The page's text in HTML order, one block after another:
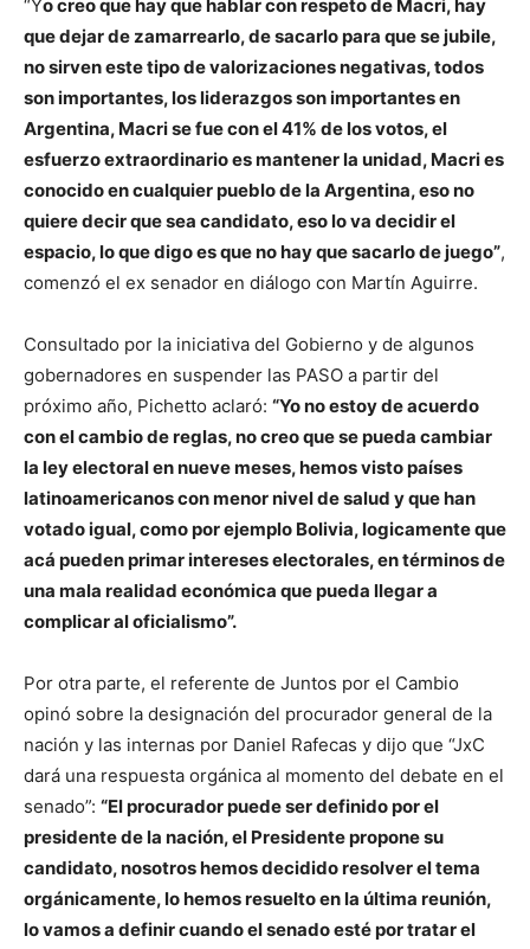
“Yo creo que hay que hablar con respeto de Macri, hay
que dejar de zamarrearlo, de sacarlo para que se jubile,
no sirven este tipo de valorizaciones negativas, todos
son importantes, los liderazgos son importantes en
Argentina, Macri se fue con el 41% de los votos, el
esfuerzo extraordinario es mantener la unidad, Macri es
conocido en cualquier pueblo de la Argentina, eso no
quiere decir que sea candidato, eso lo va decidir el
espacio, lo que digo es que no hay que sacarlo de juego”,
comenzó el ex senador en diálogo con Martín Aguirre.
Consultado por la iniciativa del Gobierno y de algunos
gobernadores en suspender las PASO a partir del
próximo año, Pichetto aclaró: “Yo no estoy de acuerdo
con el cambio de reglas, no creo que se pueda cambiar
la ley electoral en nueve meses, hemos visto países
latinoamericanos con menor nivel de salud y que han
votado igual, como por ejemplo Bolivia, logicamente que
acá pueden primar intereses electorales, en términos de
una mala realidad económica que pueda llegar a
complicar al oficialismo”.
Por otra parte, el referente de Juntos por el Cambio
opinó sobre la designación del procurador general de la
nación y las internas por Daniel Rafecas y dijo que “JxC
dará una respuesta orgánica al momento del debate en el
senado”: “El procurador puede ser definido por el
presidente de la nación, el Presidente propone su
candidato, nosotros hemos decidido resolver el tema
orgánicamente, lo hemos resuelto en la última reunión,
lo vamos a definir cuando el senado esté por tratar el